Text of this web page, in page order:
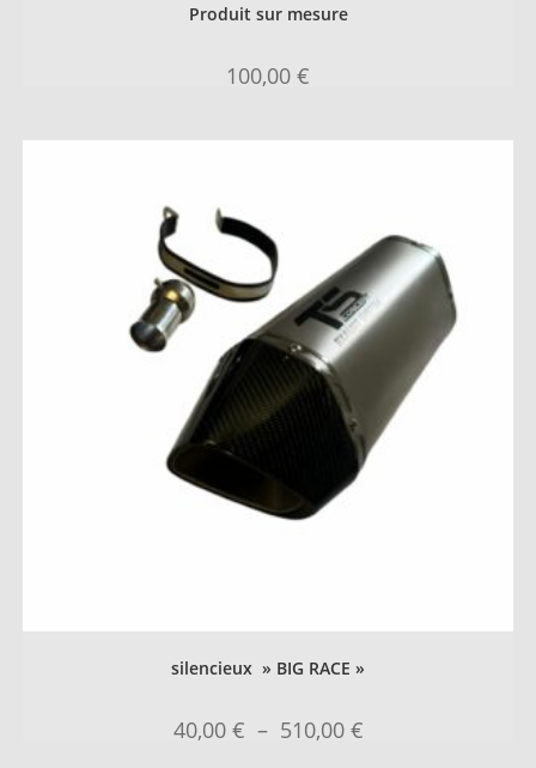
Produit sur mesure
100,00 €
silencieux » BIG RACE »
40,00 € – 510,00 €